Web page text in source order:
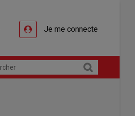
Je me connecte